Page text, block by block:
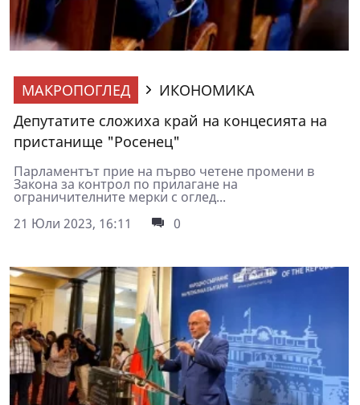
МАКРОПОГЛЕД
ИКОНОМИКА
Депутатите сложиха край на концесията на
пристанище "Росенец"
Парламентът прие на първо четене промени в
Закона за контрол по прилагане на
ограничителните мерки с оглед...
21 Юли 2023, 16:11
0